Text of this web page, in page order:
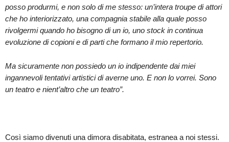
posso produrmi, e non solo di me stesso: un’intera troupe di attori
che ho interiorizzato, una compagnia stabile alla quale posso
rivolgermi quando ho bisogno di un io, uno stock in continua
evoluzione di copioni e di parti che formano il mio repertorio.
Ma sicuramente non possiedo un io indipendente dai miei
ingannevoli tentativi artistici di averne uno. E non lo vorrei. Sono
un teatro e nient’altro che un teatro”.
Così siamo divenuti una dimora disabitata, estranea a noi stessi.